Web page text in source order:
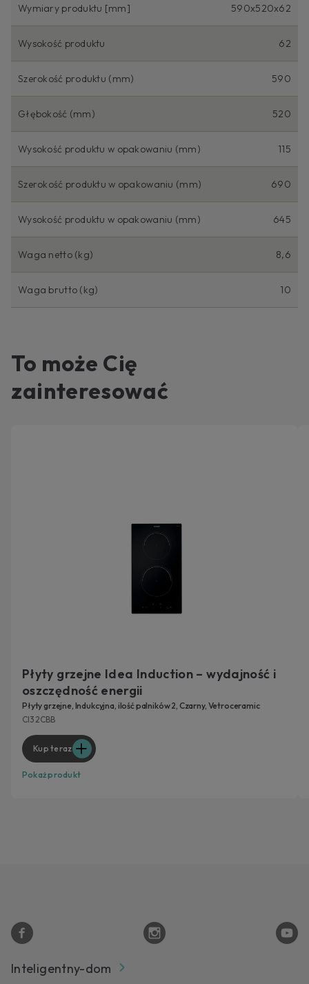
Wymiary produktu [mm] 590x520x62
Wysokość produktu 62
Szerokość produktu (mm) 590
Głębokość (mm) 520
Wysokość produktu w opakowaniu (mm) 115
Szerokość produktu w opakowaniu (mm) 690
Wysokość produktu w opakowaniu (mm) 645
Waga netto (kg) 8,6
Waga brutto (kg) 10
To może Cię
zainteresować
Płyty grzejne Idea Induction – wydajność i
oszczędność energii
Płyty grzejne, Indukcyjna, ilość palników 2, Czarny, Vetroceramic
CI32CBB
Kup teraz
Pokaż produkt
Inteligentny-dom